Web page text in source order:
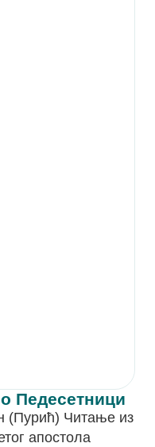
Педесетници
Читање из
апостола